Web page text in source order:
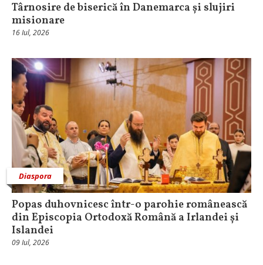
Târnosire de biserică în Danemarca și slujiri
misionare
16 Iul, 2026
Diaspora
Popas duhovnicesc într-o parohie românească
din Episcopia Ortodoxă Română a Irlandei și
Islandei
09 Iul, 2026